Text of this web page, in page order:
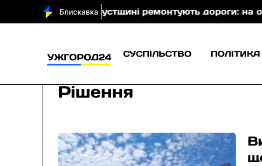
На Хустщині ремонтують дороги: на окремих
СУСПІЛЬСТВО ПОЛІТИКА
Рішення